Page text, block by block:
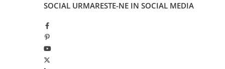
SOCIAL URMARESTE-NE IN SOCIAL MEDIA